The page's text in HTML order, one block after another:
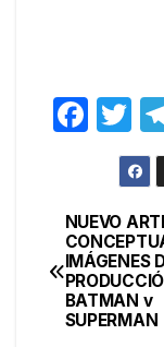
F
e
b
o
o
T
w
itt
er
de
NUEVO
IMÁGENES
BATMAN v
SUPERMAN